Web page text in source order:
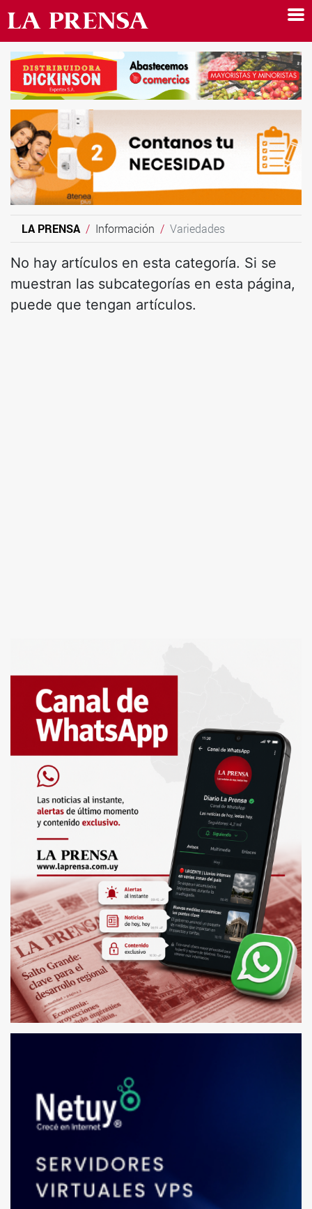
LA PRENSA Información Variedades
No hay artículos en esta categoría. Si se
muestran las subcategorías en esta página,
puede que tengan artículos.